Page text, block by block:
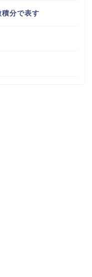
分で表す